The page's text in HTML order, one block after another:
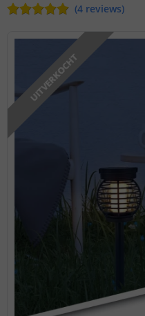
(4 reviews)
UITVERKOCHT